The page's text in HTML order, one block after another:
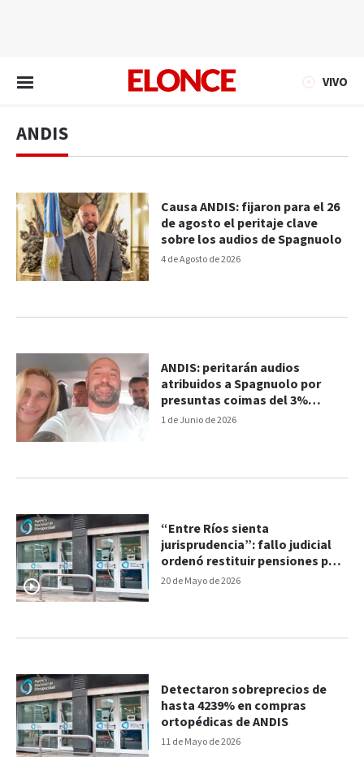
VIVO
ANDIS
4 de Agosto de 2026
Causa ANDIS: fijaron para el 26
de agosto el peritaje clave
sobre los audios de Spagnuolo
1 de Junio de 2026
ANDIS: peritarán audios
atribuidos a Spagnuolo por
presuntas coimas del 3%
vinculadas a Karina Milei
20 de Mayo de 2026
“Entre Ríos sienta
jurisprudencia”: fallo judicial
ordenó restituir pensiones por
discapacidad
11 de Mayo de 2026
Detectaron sobreprecios de
hasta 4239% en compras
ortopédicas de ANDIS